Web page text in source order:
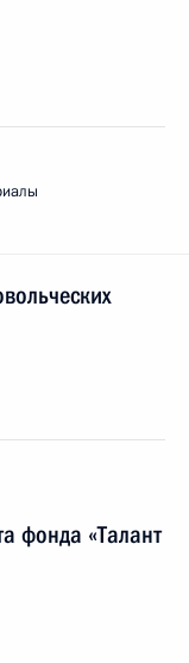
фонда «Талант